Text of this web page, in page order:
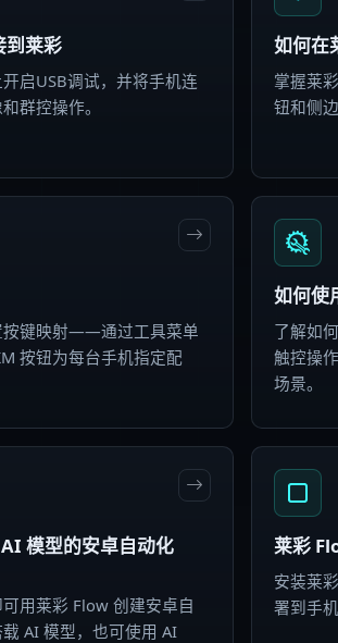
到莱彩
启USB调试，并将手机连
群控操作。
如何在
掌握莱
钮和侧
按键映射——通过工具菜单
按钮为每台手机指定配
如何使
了解如
触控操
场景。
模型的安卓自动化
用莱彩 Flow 创建安卓自
AI 模型，也可使用 AI
莱彩
安装莱
署到手